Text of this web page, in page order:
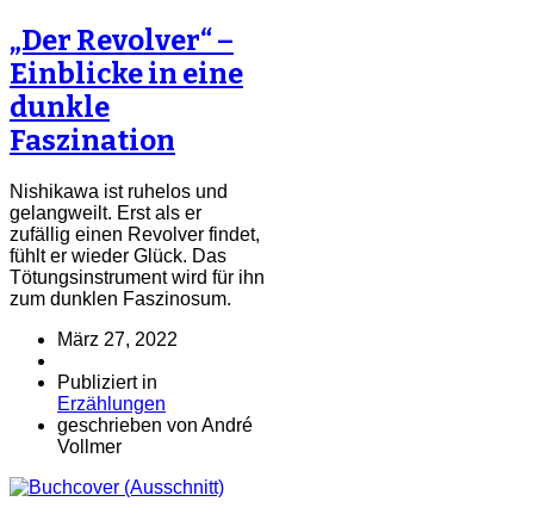
„Der Revolver“ –
Einblicke in eine
dunkle
Faszination
Nishikawa ist ruhelos und
gelangweilt. Erst als er
zufällig einen Revolver findet,
fühlt er wieder Glück. Das
Tötungsinstrument wird für ihn
zum dunklen Faszinosum.
März 27, 2022
Publiziert in
Erzählungen
geschrieben von André
Vollmer